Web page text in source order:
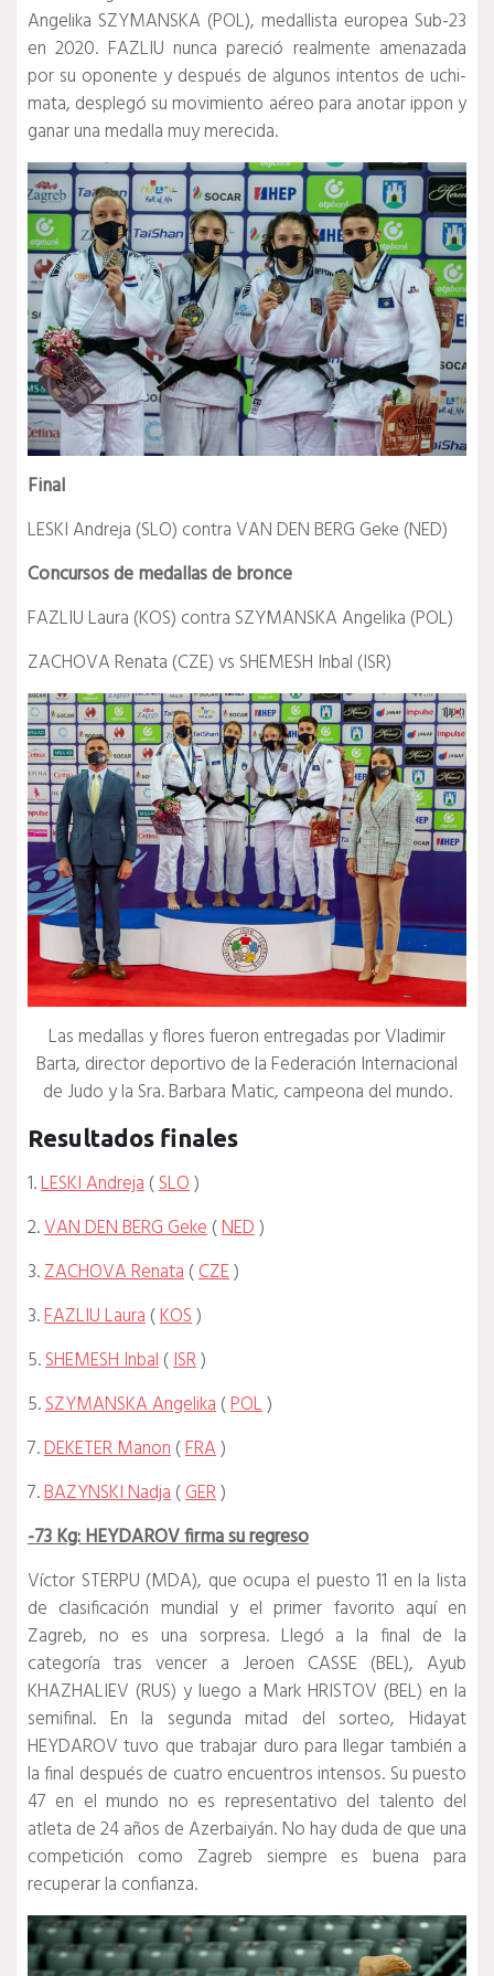
Angelika SZYMANSKA (POL), medallista europea Sub-23
en 2020. FAZLIU nunca pareció realmente amenazada
por su oponente y después de algunos intentos de uchi-
mata, desplegó su movimiento aéreo para anotar ippon y
ganar una medalla muy merecida.
Final
LESKI Andreja (SLO) contra VAN DEN BERG Geke (NED)
Concursos de medallas de bronce
FAZLIU Laura (KOS) contra SZYMANSKA Angelika (POL)
ZACHOVA Renata (CZE) vs SHEMESH Inbal (ISR)
Las medallas y flores fueron entregadas por Vladimir
Barta, director deportivo de la Federación Internacional
de Judo y la Sra. Barbara Matic, campeona del mundo.
Resultados finales
1.LESKI Andreja(SLO)
2.VAN DEN BERG Geke(NED)
3.ZACHOVA Renata(CZE)
3.FAZLIU Laura(KOS)
5.SHEMESH Inbal(ISR)
5.SZYMANSKA Angelika(POL)
7.DEKETER Manon(FRA)
7.BAZYNSKI Nadja(GER)
-73 Kg: HEYDAROV firma su regreso
Víctor STERPU (MDA), que ocupa el puesto 11 en la lista
de clasificación mundial y el primer favorito aquí en
Zagreb, no es una sorpresa. Llegó a la final de la
categoría tras vencer a Jeroen CASSE (BEL), Ayub
KHAZHALIEV (RUS) y luego a Mark HRISTOV (BEL) en la
semifinal. En la segunda mitad del sorteo, Hidayat
HEYDAROV tuvo que trabajar duro para llegar también a
la final después de cuatro encuentros intensos. Su puesto
47 en el mundo no es representativo del talento del
atleta de 24 años de Azerbaiyán. No hay duda de que una
competición como Zagreb siempre es buena para
recuperar la confianza.